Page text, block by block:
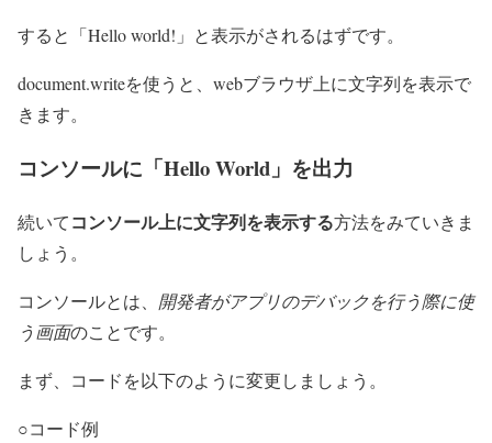
すると「Hello world!」と表示がされるはずです。
document.writeを使うと、webブラウザ上に文字列を表示で
きます。
コンソールに「Hello World」を出力
続いてコンソール上に文字列を表示する方法をみていきま
しょう。
コンソールとは、 開発者がアプリのデバックを行う際に使
う画面のことです。
まず、コードを以下のように変更しましょう。
○コード例